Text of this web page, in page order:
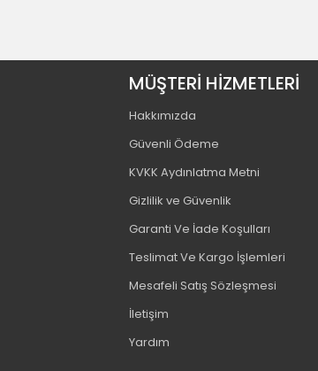
MÜŞTERİ HİZMETLERİ
Hakkımızda
Güvenli Ödeme
KVKK Aydınlatma Metni
Gizlilik ve Güvenlik
Garanti Ve İade Koşulları
Teslimat Ve Kargo İşlemleri
Mesafeli Satış Sözleşmesi
İletişim
Yardım